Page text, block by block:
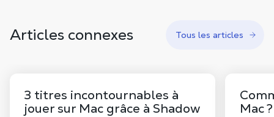
Articles connexes Tous les articles
3 titres incontournables à
jouer sur Mac grâce à Shadow
Mac ?